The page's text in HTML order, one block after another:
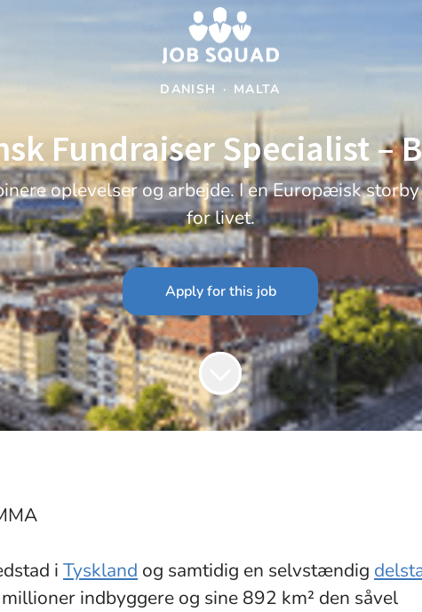
DANISH · MALTA
Fundraiser Specialist –
oplevelser og arbejde. I en Europæisk
for livet.
Apply for this job
i Tyskland og samtidig en selvstændig
indbyggere og sine 892 km² den såvel